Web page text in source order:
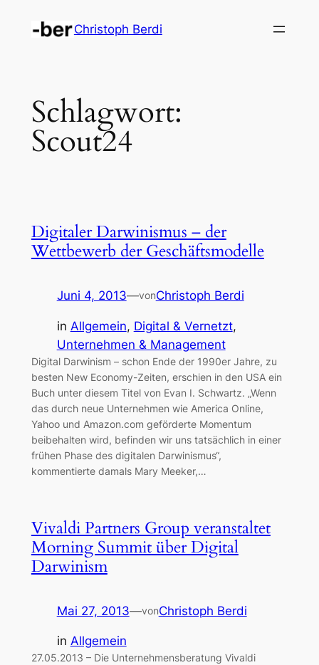
Inhalt
Christoph Berdi
Schlagwort:
Scout24
Digitaler Darwinismus – der
Wettbewerb der Geschäftsmodelle
Juni 4, 2013—vonChristoph Berdi
in Allgemein, Digital & Vernetzt
Unternehmen & Management
Digital Darwinism – schon Ende der 1990er Jahre, zu
besten New Economy-Zeiten, erschien in den USA ein
Buch unter diesem Titel von Evan I. Schwartz. „Wenn
das durch neue Unternehmen wie America Online,
Yahoo und Amazon.com geförderte Momentum
beibehalten wird, befinden wir uns tatsächlich in einer
frühen Phase des digitalen Darwinismus“,
kommentierte damals Mary Meeker,…
Vivaldi Partners Group veranstaltet
Morning Summit über Digital
Darwinism
Mai 27, 2013—vonChristoph Berdi
in Allgemein
27.05.2013 – Die Unternehmensberatung Vivaldi